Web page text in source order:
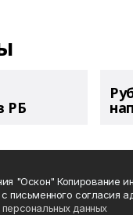
РБ
"Оскон" Копирование
письменного согласия
данных